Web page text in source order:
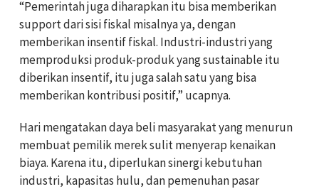
“Pemerintah juga diharapkan itu bisa memberikan
support dari sisi fiskal misalnya ya, dengan
memberikan insentif fiskal. Industri-industri yang
memproduksi produk-produk yang sustainable itu
diberikan insentif, itu juga salah satu yang bisa
memberikan kontribusi positif,” ucapnya.
Hari mengatakan daya beli masyarakat yang menurun
membuat pemilik merek sulit menyerap kenaikan
biaya. Karena itu, diperlukan sinergi kebutuhan
industri, kapasitas hulu, dan pemenuhan pasar